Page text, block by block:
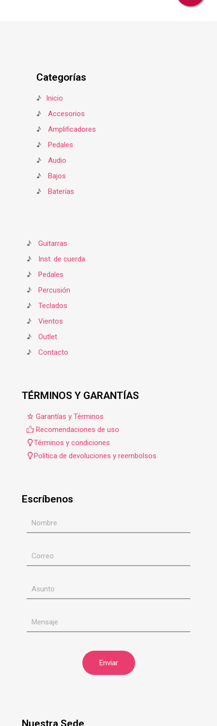
Categorías
♪
Inicio
♪
Accesorios
♪
Amplificadores
♪
Pedales
♪
Audio
♪
Bajos
♪
Baterías
♪
Guitarras
♪
Inst. de cuerda
♪
Pedales
♪
Percusión
♪
Teclados
♪
Vientos
♪
Outlet
♪
Contacto
TÉRMINOS Y GARANTÍAS
Garantías y Términos
Recomendaciones de uso
Términos y condiciones
Política de devoluciones y reembolsos
Escríbenos
Nuestra Sede